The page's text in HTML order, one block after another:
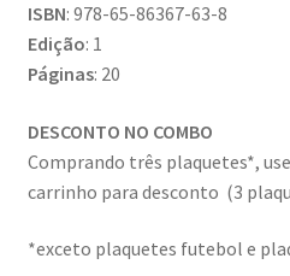
ISBN: 978-65-86367-63-8
Edição: 1
Páginas: 20
DESCONTO NO COMBO
Comprando três plaquetes*,
carrinho para desconto (3
*exceto plaquetes futebol e